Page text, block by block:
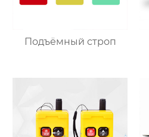
Подъёмный строп